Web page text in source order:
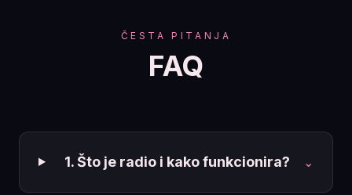
ČESTA PITANJA
FAQ
1. Što je radio i kako funkcionira? ⌄